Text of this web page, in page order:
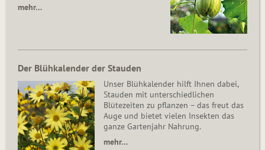
mehr…
Der Blühkalender der Stauden
Unser Blühkalender hilft Ihnen dabei,
Stauden mit unterschiedlichen
Blütezeiten zu pflanzen – das freut das
Auge und bietet vielen Insekten das
ganze Gartenjahr Nahrung.
mehr…